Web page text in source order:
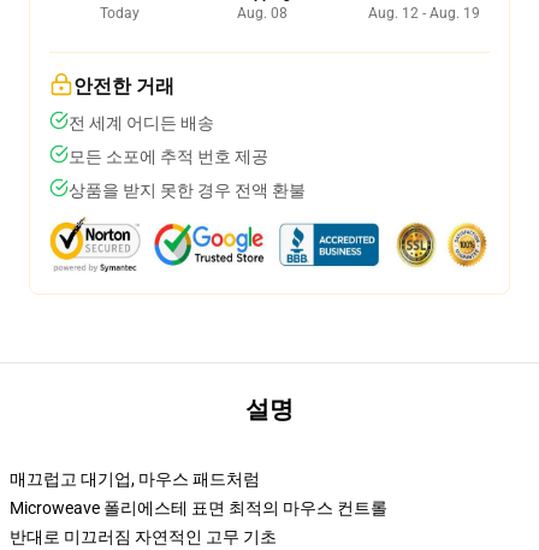
Today
Aug. 08
Aug. 12 - Aug. 19
안전한 거래
전 세계 어디든 배송
모든 소포에 추적 번호 제공
상품을 받지 못한 경우 전액 환불
설명
매끄럽고 대기업, 마우스 패드처럼
Microweave 폴리에스테 표면 최적의 마우스 컨트롤
반대로 미끄러짐 자연적인 고무 기초